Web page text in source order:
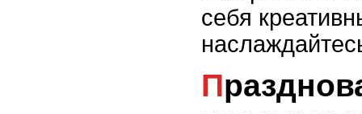
себя
Празднование с детьми: